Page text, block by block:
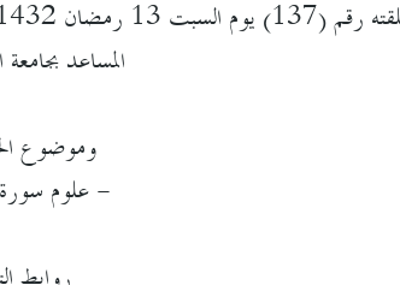
المساعد
وموضوع
- علوم